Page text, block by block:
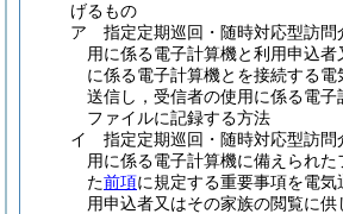
げるもの
ア
指定定期巡回・随時対応型訪問
用に係る電子計算機と利用申込者
に係る電子計算機とを接続する
送信し，受信者の使用に係る電子
ファイルに記録する方法
イ
指定定期巡回・随時対応型訪問
用に係る電子計算機に備えられ
た前項に規定する重要事項を電気
用申込者又はその家族の閲覧に